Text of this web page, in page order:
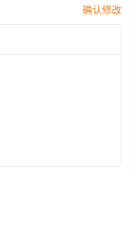
确认修改